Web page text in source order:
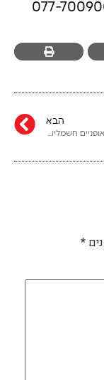
הבא
מדריך לרכישת אופניים חשמליות
*